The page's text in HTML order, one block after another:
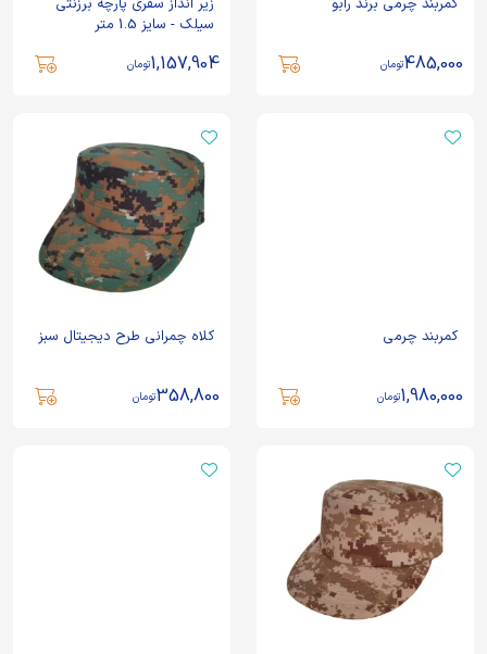
کمربند چرمی برند رابو
485,000تومان
زیر انداز سفری پارچه برزنتی
سیلک - سایز 1.5 متر
1,157,904تومان
کمربند چرمی
1,980,000تومان
کلاه چمرانی طرح دیجیتال سبز
358,800تومان